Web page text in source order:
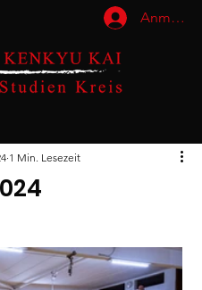
1 Min. Lesezeit